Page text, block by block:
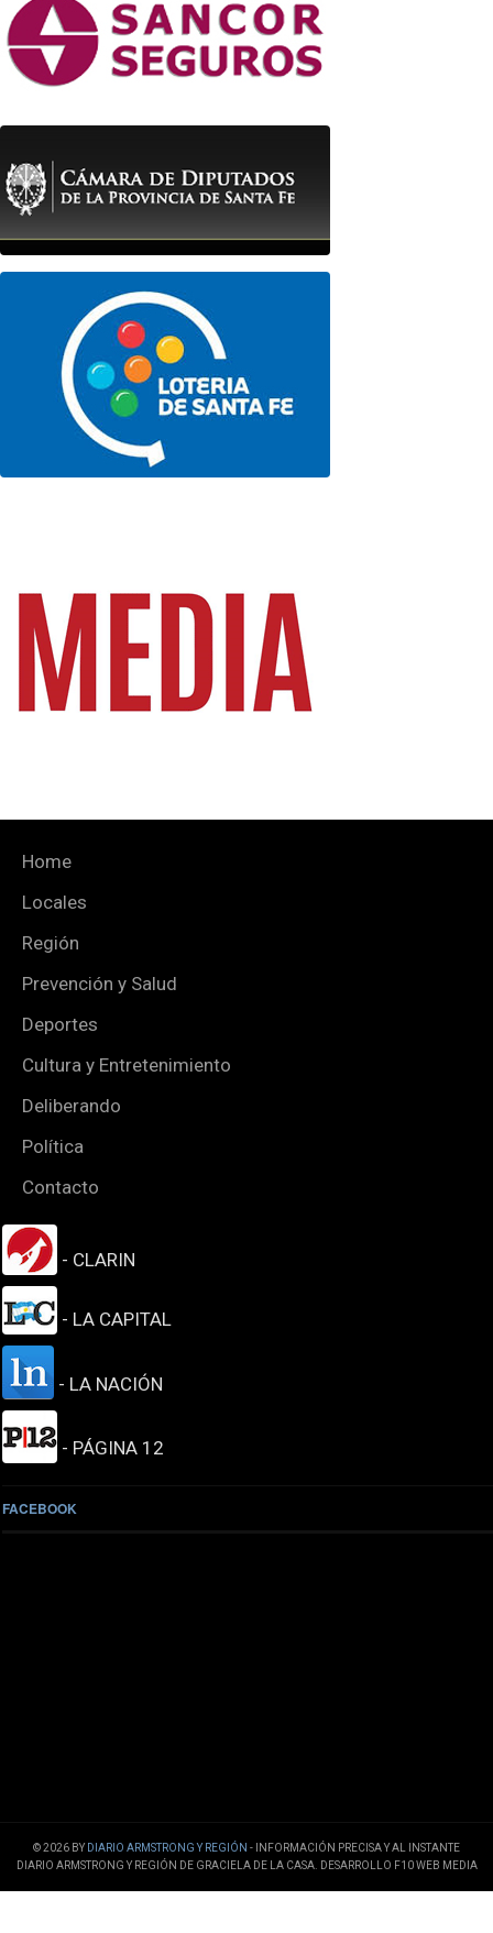
Home
Locales
Región
Prevención y Salud
Deportes
Cultura y Entretenimiento
Deliberando
Política
Contacto
- CLARIN
- LA CAPITAL
- LA NACIÓN
- PÁGINA 12
FACEBOOK
© 2026 BY DIARIO ARMSTRONG Y REGIÓN - INFORMACIÓN PRECISA Y AL INSTANTE
DIARIO ARMSTRONG Y REGIÓN DE GRACIELA DE LA CASA. DESARROLLO F10 WEB MEDIA